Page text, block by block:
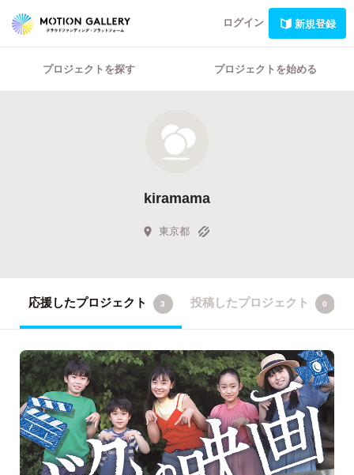
ログイン 新規登録
プロジェクトを探す プロジェクトを始める
kiramama
東京都
応援したプロジェクト 3 投稿したプロジェクト 0